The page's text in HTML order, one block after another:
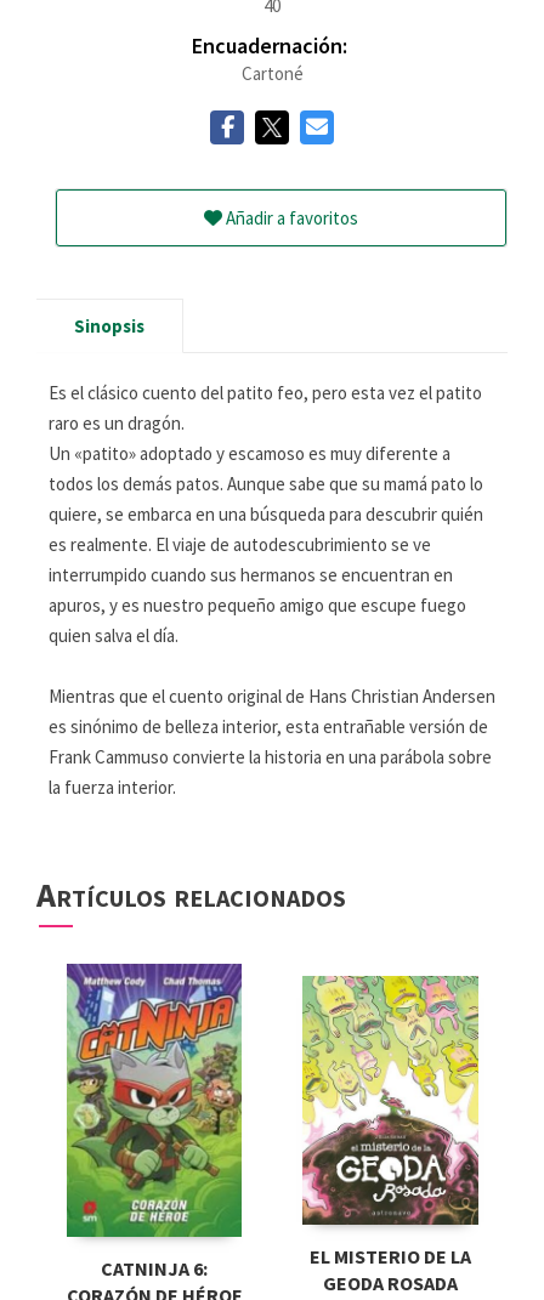
40
Encuadernación:
Cartoné
Añadir a favoritos
Sinopsis
Es el clásico cuento del patito feo, pero esta vez el patito
raro es un dragón.
Un «patito» adoptado y escamoso es muy diferente a
todos los demás patos. Aunque sabe que su mamá pato lo
quiere, se embarca en una búsqueda para descubrir quién
es realmente. El viaje de autodescubrimiento se ve
interrumpido cuando sus hermanos se encuentran en
apuros, y es nuestro pequeño amigo que escupe fuego
quien salva el día.
Mientras que el cuento original de Hans Christian Andersen
es sinónimo de belleza interior, esta entrañable versión de
Frank Cammuso convierte la historia en una parábola sobre
la fuerza interior.
Artículos relacionados
CATNINJA 6:
CORAZÓN DE HÉROE
EL MISTERIO DE LA
GEODA ROSADA